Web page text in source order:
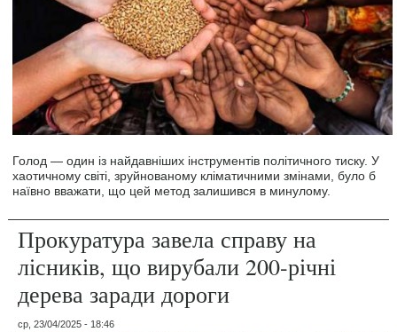
Голод — один із найдавніших інструментів політичного тиску. У
хаотичному світі, зруйнованому кліматичними змінами, було б
наївно вважати, що цей метод залишився в минулому.
Прокуратура завела справу на
лісників, що вирубали 200-річні
дерева заради дороги
ср, 23/04/2025 - 18:46